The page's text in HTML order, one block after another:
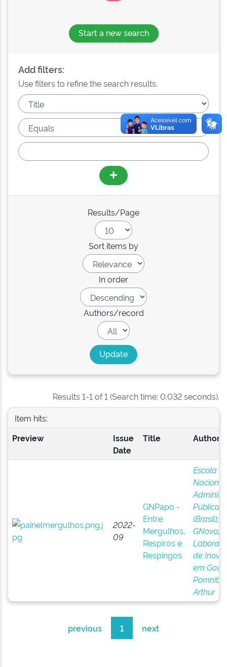
Start a new search
Add filters:
Use filters to refine the search results.
Results/Page
Sort items by
In order
Authors/record
Results 1-1 of 1 (Search time: 0.032 seconds).
Item hits:
Preview
Issue
Date
Title
2022-
09
GNPapo -
Entre
Mergulhos,
Respiros e
Respingos
Escola
Pública
(Brasil);
GNova;
de
em
Pomnitz,
Arthur
previous 1 next